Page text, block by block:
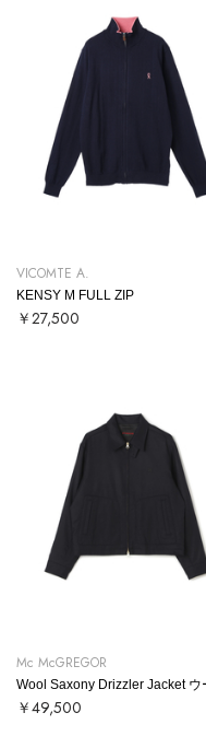
VICOMTE A.
KENSY M FULL ZIP
￥27,500
Mc McGREGOR
￥49,500